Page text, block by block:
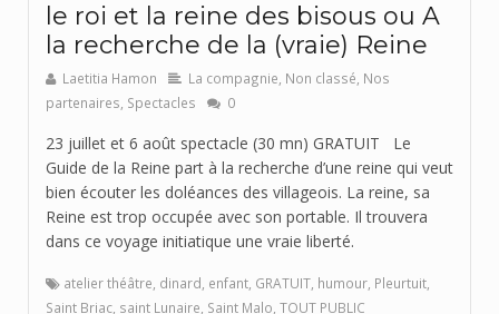
le roi et la reine des bisous ou A
la recherche de la (vraie) Reine
Laetitia Hamon La compagnie Non classé Nos
partenaires Spectacles 0
23 juillet et 6 août spectacle (30 mn) GRATUIT Le
Guide de la Reine part à la recherche d’une reine qui veut
bien écouter les doléances des villageois. La reine, sa
Reine est trop occupée avec son portable. Il trouvera
dans ce voyage initiatique une vraie liberté.
atelier théâtre dinard enfant GRATUIT humour Pleurtuit
Saint Briac saint Lunaire Saint Malo TOUT PUBLIC